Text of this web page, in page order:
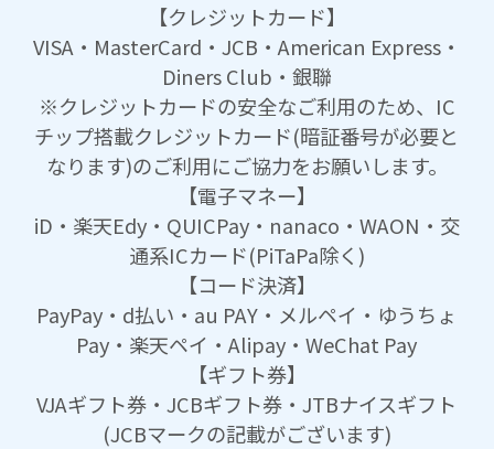
【クレジットカード】
VISA・MasterCard・JCB・American Express・
Diners Club・銀聯
※クレジットカードの安全なご利用のため、IC
チップ搭載クレジットカード(暗証番号が必要と
なります)のご利用にご協力をお願いします。
【電子マネー】
iD・楽天Edy・QUICPay・nanaco・WAON・交
通系ICカード(PiTaPa除く)
【コード決済】
PayPay・d払い・au PAY・メルペイ・ゆうちょ
Pay・楽天ペイ・Alipay・WeChat Pay
【ギフト券】
VJAギフト券・JCBギフト券・JTBナイスギフト
(JCBマークの記載がございます)